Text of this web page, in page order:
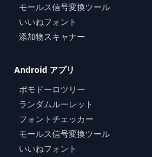
モールス信号変換ツール
いいねフォント
添加物スキャナー
Android アプリ
ポモドーロツリー
ランダムルーレット
フォントチェッカー
モールス信号変換ツール
いいねフォント